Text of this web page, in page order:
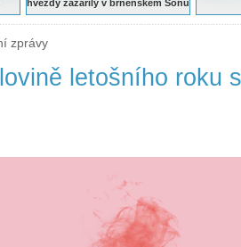
hvězdy zazářily v brněnském Sonu
zprávy
letošního roku